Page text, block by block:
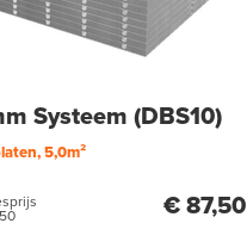
Systeem (DBS10)
5,0m²
€ 87,50